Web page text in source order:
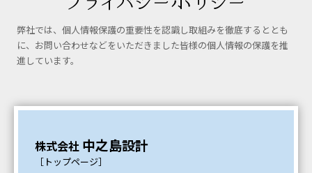
弊社では、個人情報保護の重要性を認識し取組みを徹底するととも
に、お問い合わせなどをいただきました皆様の個人情報の保護を推
進しています。
株式会社 中之島設計
［トップページ］